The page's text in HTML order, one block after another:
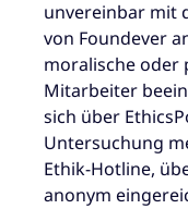
unvereinbar mit
von Foundever
moralische oder
Mitarbeiter
sich über
Untersuchung
Ethik-Hotline,
anonym